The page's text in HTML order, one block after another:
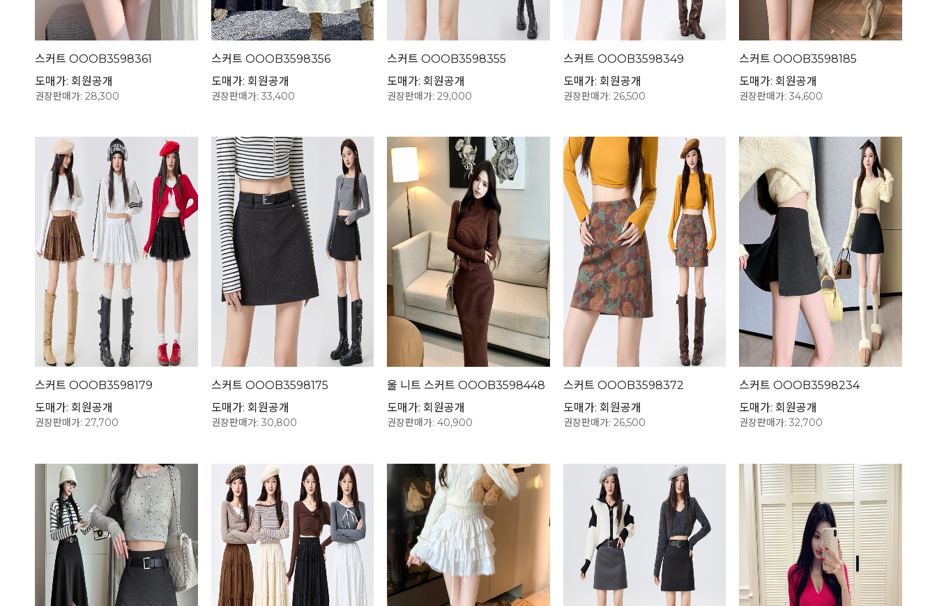
스커트 OOOB3598361
도매가: 회원공개
권장판매가: 28,300
스커트 OOOB3598356
도매가: 회원공개
권장판매가: 33,400
스커트 OOOB3598355
도매가: 회원공개
권장판매가: 29,000
스커트 OOOB3598349
도매가: 회원공개
권장판매가: 26,500
스커트 OOOB3598185
도매가: 회원공개
권장판매가: 34,600
스커트 OOOB3598179
도매가: 회원공개
권장판매가: 27,700
스커트 OOOB3598175
도매가: 회원공개
권장판매가: 30,800
울 니트 스커트 OOOB3598448
도매가: 회원공개
권장판매가: 40,900
스커트 OOOB3598372
도매가: 회원공개
권장판매가: 26,500
스커트 OOOB3598234
도매가: 회원공개
권장판매가: 32,700